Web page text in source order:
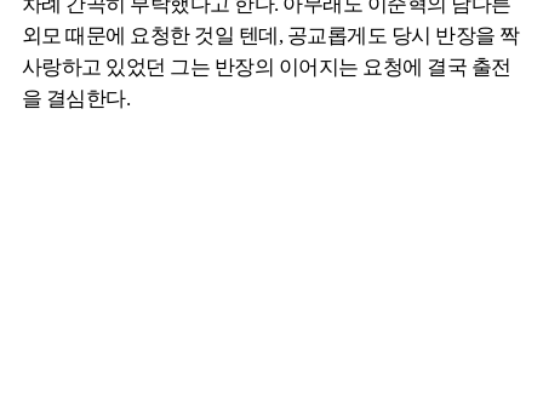
외모 때문에 요청한 것일 텐데, 공교롭게도 당시 반장을 짝
사랑하고 있었던 그는 반장의 이어지는 요청에 결국 출전
을 결심한다.